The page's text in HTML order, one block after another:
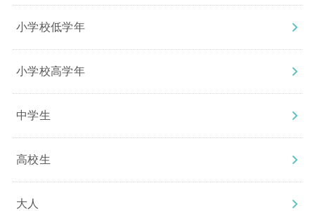
小学校低学年
小学校高学年
中学生
高校生
大人